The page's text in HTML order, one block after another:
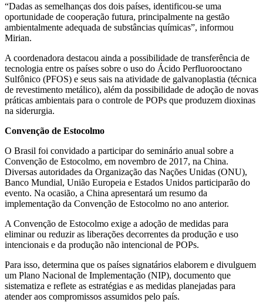
“Dadas as semelhanças dos dois países, identificou-se uma
oportunidade de cooperação futura, principalmente na gestão
ambientalmente adequada de substâncias químicas”, informou
Mirian.
A coordenadora destacou ainda a possibilidade de transferência de
tecnologia entre os países sobre o uso do Ácido Perfluorooctano
Sulfônico (PFOS) e seus sais na atividade de galvanoplastia (técnica
de revestimento metálico), além da possibilidade de adoção de novas
práticas ambientais para o controle de POPs que produzem dioxinas
na siderurgia.
Convenção de Estocolmo
O Brasil foi convidado a participar do seminário anual sobre a
Convenção de Estocolmo, em novembro de 2017, na China.
Diversas autoridades da Organização das Nações Unidas (ONU),
Banco Mundial, União Europeia e Estados Unidos participarão do
evento. Na ocasião, a China apresentará um resumo da
implementação da Convenção de Estocolmo no ano anterior.
A Convenção de Estocolmo exige a adoção de medidas para
eliminar ou reduzir as liberações decorrentes da produção e uso
intencionais e da produção não intencional de POPs.
Para isso, determina que os países signatários elaborem e divulguem
um Plano Nacional de Implementação (NIP), documento que
sistematiza e reflete as estratégias e as medidas planejadas para
atender aos compromissos assumidos pelo país.